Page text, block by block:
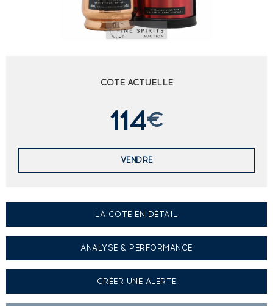
COTE ACTUELLE
114€
VENDRE
LA COTE EN DÉTAIL
ANALYSE & PERFORMANCE
CRÉER UNE ALERTE